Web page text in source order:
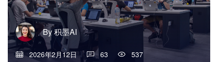
By积墨AI
2026年2月12日 63 537